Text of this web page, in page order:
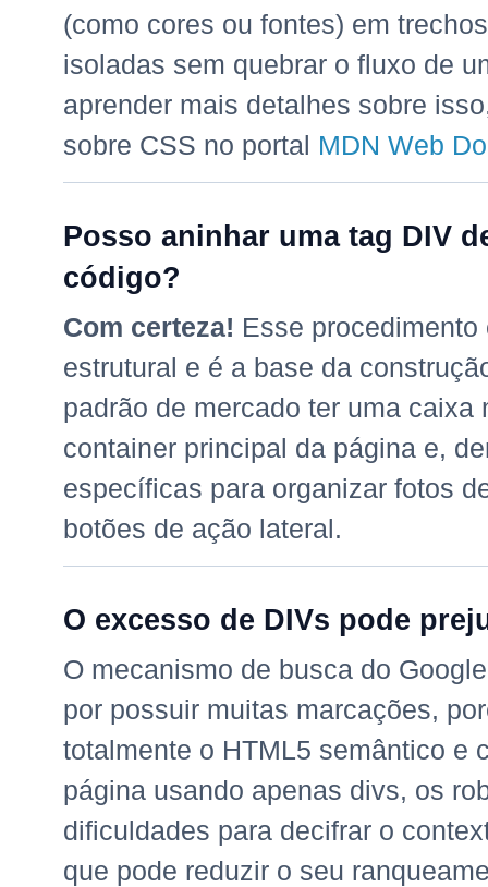
(como cores ou fontes) em
isoladas sem quebrar o fluxo de
aprender mais detalhes sobre
sobre CSS no portal MDN Web
Posso aninhar uma tag DIV
código?
Com certeza! Esse
estrutural e é a base da
padrão de mercado ter uma caixa
container principal da página e,
específicas para organizar fotos
botões de ação lateral.
O excesso de DIVs pode
O mecanismo de busca do
por possuir muitas marcações,
totalmente o HTML5 semântico e
página usando apenas divs, os
dificuldades para decifrar o
que pode reduzir o seu